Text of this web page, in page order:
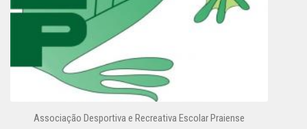
Associação Desportiva e Recreativa Escolar Praiense